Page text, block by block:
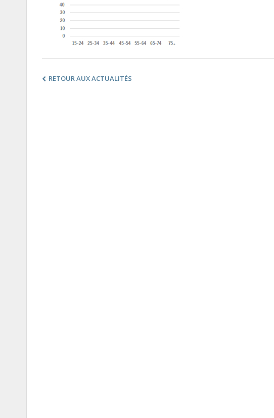
RETOUR AUX ACTUALITÉS